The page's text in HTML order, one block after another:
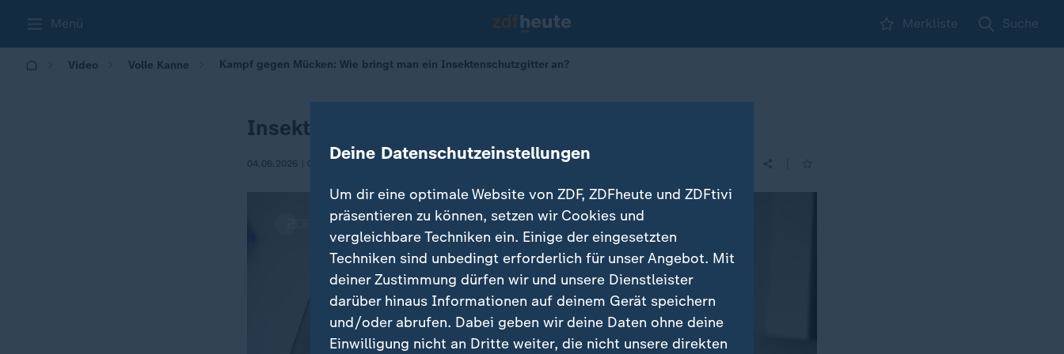
Menü Merkliste Suche
Video Volle Kanne Kampf gegen Mücken: Wie bringt man ein Insektenschutzgitter an?
Insektenschutzgitter zum Selbstanbringen
04.06.2026 | 09:05 Deine Datenschutzeinstellungen
Um dir eine optimale Website von ZDF, ZDFheute und ZDFtivi
präsentieren zu können, setzen wir Cookies und
vergleichbare Techniken ein. Einige der eingesetzten
Techniken sind unbedingt erforderlich für unser Angebot. Mit
deiner Zustimmung dürfen wir und unsere Dienstleister
darüber hinaus Informationen auf deinem Gerät speichern
und/oder abrufen. Dabei geben wir deine Daten ohne deine
Einwilligung nicht an Dritte weiter, die nicht unsere direkten